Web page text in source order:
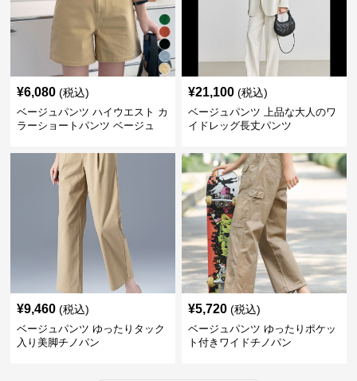
¥6,080 (税込)
ベージュパンツ ハイウエスト カ
ラーショートパンツ ベージュ
¥21,100 (税込)
ベージュパンツ 上品な大人のワ
イドレッグ長丈パンツ
¥9,460 (税込)
ベージュパンツ ゆったりタック
入り美脚チノパン
¥5,720 (税込)
ベージュパンツ ゆったりポケッ
ト付きワイドチノパン